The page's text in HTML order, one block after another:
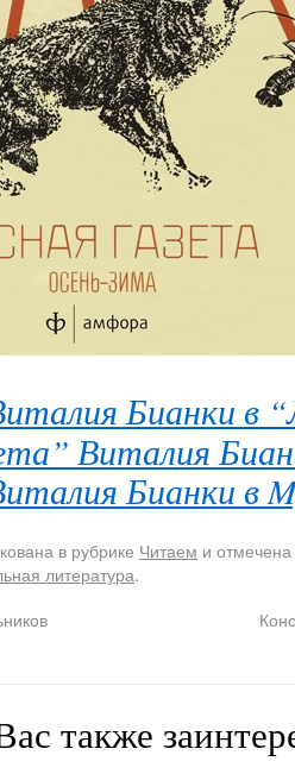
Бианки в
Виталия
Бианки в
в рубрике Читаем и
литература.
также